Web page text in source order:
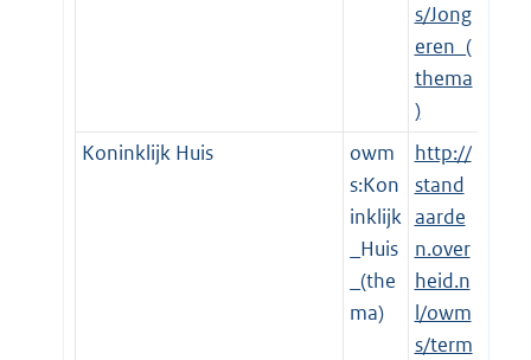
s/Jong
eren_(
thema
)
Koninklijk Huis
owm
s:Kon
inklijk
_Huis
_(the
ma)
http://
stand
aarde
n.over
heid.n
l/owm
s/term